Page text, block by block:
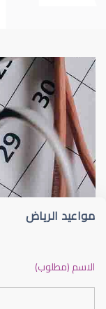
عيون الاطفال
مواعيد الرياض
الاسم (مطلوب)